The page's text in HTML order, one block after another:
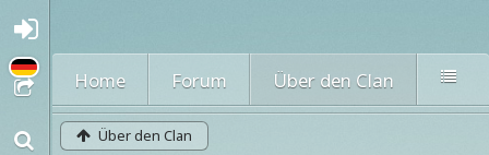
nmel
den
oder
strie
ren
Home Forum Über den Clan
Über den Clan